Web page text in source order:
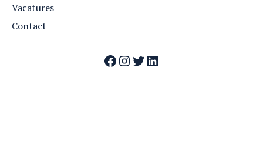
Vacatures
Contact
Facebook
Instagram
Twitter
LinkedIn